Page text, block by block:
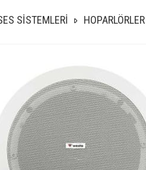
SİSTEMLERİ HOPARLÖRLER